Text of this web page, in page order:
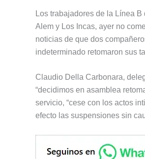
Los trabajadores de la Línea
Alem y Los Incas, ayer no
noticias de que dos
indeterminado retomaron sus
Claudio Della Carbonara,
“decidimos en asamblea
servicio, “cese con los actos
efecto las suspensiones sin